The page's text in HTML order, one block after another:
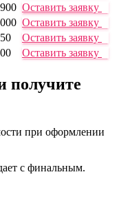
Оставить заявку
Оставить заявку
Оставить заявку
Оставить заявку
получите
при оформлении
с финальным.